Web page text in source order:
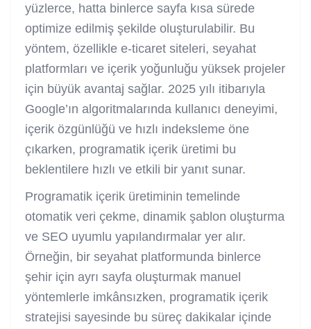
yüzlerce, hatta binlerce sayfa kısa sürede
optimize edilmiş şekilde oluşturulabilir. Bu
yöntem, özellikle e-ticaret siteleri, seyahat
platformları ve içerik yoğunluğu yüksek projeler
için büyük avantaj sağlar. 2025 yılı itibarıyla
Google’ın algoritmalarında kullanıcı deneyimi,
içerik özgünlüğü ve hızlı indeksleme öne
çıkarken, programatik içerik üretimi bu
beklentilere hızlı ve etkili bir yanıt sunar.
Programatik içerik üretiminin temelinde
otomatik veri çekme, dinamik şablon oluşturma
ve SEO uyumlu yapılandırmalar yer alır.
Örneğin, bir seyahat platformunda binlerce
şehir için ayrı sayfa oluşturmak manuel
yöntemlerle imkânsızken, programatik içerik
stratejisi sayesinde bu süreç dakikalar içinde